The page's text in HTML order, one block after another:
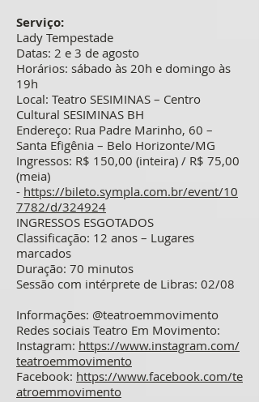
Serviço:
Lady Tempestade
Datas: 2 e 3 de agosto
Horários: sábado às 20h e domingo às
19h
Local: Teatro SESIMINAS – Centro
Cultural SESIMINAS BH
Endereço: Rua Padre Marinho, 60 –
Santa Efigênia – Belo Horizonte/MG
Ingressos: R$ 150,00 (inteira) / R$ 75,00
(meia)
- https://bileto.sympla.com.br/event/10
7782/d/324924
INGRESSOS ESGOTADOS
Classificação: 12 anos – Lugares
marcados
Duração: 70 minutos
Sessão com intérprete de Libras: 02/08
Informações: @teatroemmovimento
Redes sociais Teatro Em Movimento:
Instagram: https://www.instagram.com/
teatroemmovimento
Facebook: https://www.facebook.com/te
atroemmovimento